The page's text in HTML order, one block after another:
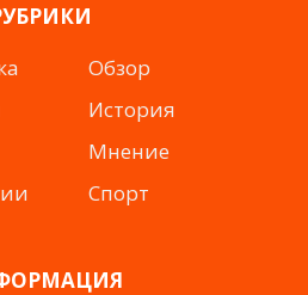
Обзор
История
Мнение
Спорт